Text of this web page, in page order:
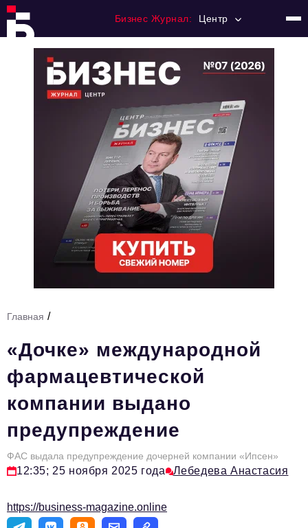
Бизнес Журнал: Центр
Регулирование
Премия "Тульский Бизнес"
История тульского предпринимательства
Тема номера
HR
Персона номера
Инфраструктура развития
Технологии и тренды
Импортозамещение
Главная /
«Дочке» международной
фармацевтической
компании выдано
предупреждение
ФАС выдала предупреждение дочерней компании «Ипсен»
12:35; 25 ноября 2025 года Лебедева Анастасия
https://business-magazine.online